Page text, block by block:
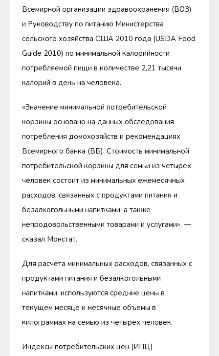
Всемирной организации здравоохранения (ВОЗ)
и Руководству по питанию Министерства
сельского хозяйства США 2010 года (USDA Food
Guide 2010) по минимальной калорийности
потребляемой пищи в количестве 2,21 тысячи
калорий в день на человека.
«Значение минимальной потребительской
корзины основано на данных обследования
потребления домохозяйств и рекомендациях
Всемирного банка (ВБ). Стоимость минимальной
потребительской корзины для семьи из четырех
человек состоит из минимальных ежемесячных
расходов, связанных с продуктами питания и
безалкогольными напитками, а также
непродовольственными товарами и услугами», —
сказал Монстат.
Для расчета минимальных расходов, связанных с
продуктами питания и безалкогольными
напитками, используются средние цены в
текущем месяце и месячные объемы в
килограммах на семью из четырех человек.
Индексы потребительских цен (ИПЦ)